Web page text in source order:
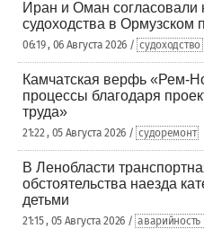
Иран и Оман
судоходства в Ормузском
06:19 , 06 Августа 2026 / судоходство
Камчатская верфь «Рем-
процессы благодаря
труда»
21:22 , 05 Августа 2026 / судоремонт
В Ленобласти
обстоятельства наезда
детьми
21:15 , 05 Августа 2026 / аварийность